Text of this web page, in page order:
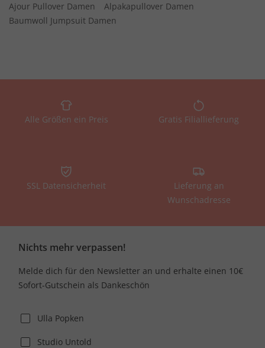
Ajour Pullover Damen
Alpakapullover Damen
Baumwoll Jumpsuit Damen
Alle Größen ein Preis Gratis Filiallieferung
SSL Datensicherheit
Lieferung an
Wunschadresse
Nichts mehr verpassen!
Melde dich für den Newsletter an und erhalte einen 10€
Sofort-Gutschein als Dankeschön
Ulla Popken
Studio Untold